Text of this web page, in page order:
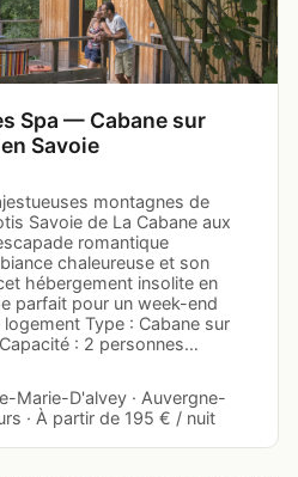
Spa — Cabane sur
Savoie
montagnes de
Savoie de La Cabane aux
romantique
chaleureuse et son
hébergement insolite en
parfait pour un week-end
Type : Cabane sur
: 2 personnes…
Marie-D'alvey · Auvergne-
· À partir de 195 € / nuit